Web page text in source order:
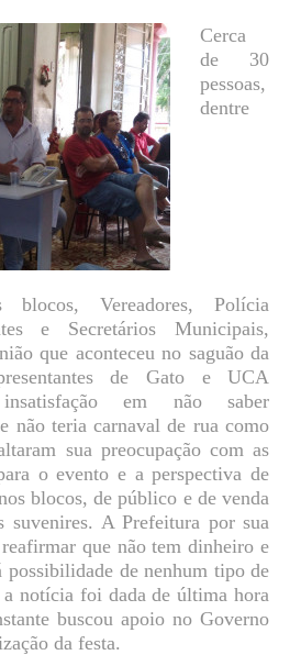
Cerca
de 30
pessoas,
dentre
blocos, Vereadores, Polícia
e Secretários Municipais,
que aconteceu no saguão da
de Gato e UCA
em não saber
não teria carnaval de rua como
sua preocupação com as
o evento e a perspectiva de
blocos, de público e de venda
suvenires. A Prefeitura por sua
que não tem dinheiro e
possibilidade de nenhum tipo de
notícia foi dada de última hora
buscou apoio no Governo
da festa.